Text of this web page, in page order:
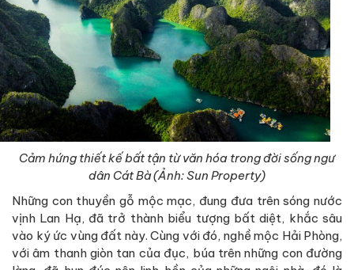
Cảm hứng thiết kế bất tận từ văn hóa trong đời sống ngư
dân Cát Bà (Ảnh: Sun Property)
Những con thuyền gỗ mộc mạc, đung đưa trên sóng nước
vịnh Lan Hạ, đã trở thành biểu tượng bất diệt, khắc sâu
vào ký ức vùng đất này. Cùng với đó, nghề mộc Hải Phòng,
với âm thanh giòn tan của đục, búa trên những con đường